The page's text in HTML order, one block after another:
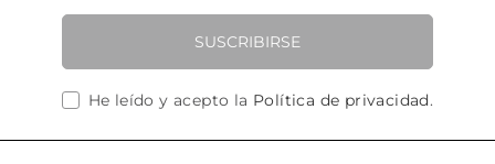
SUSCRIBIRSE
He leído y acepto la Política de privacidad.